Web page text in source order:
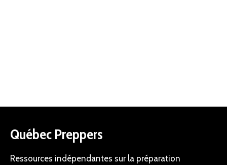
Québec Preppers
Ressources indépendantes sur la préparation